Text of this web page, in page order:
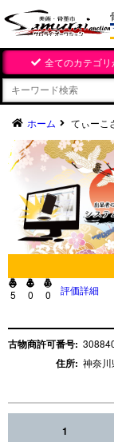
全てのカテゴ
ホーム てぃーこ

5

0

0 評価詳細
古物商許可番号:
住所: 神奈川
1